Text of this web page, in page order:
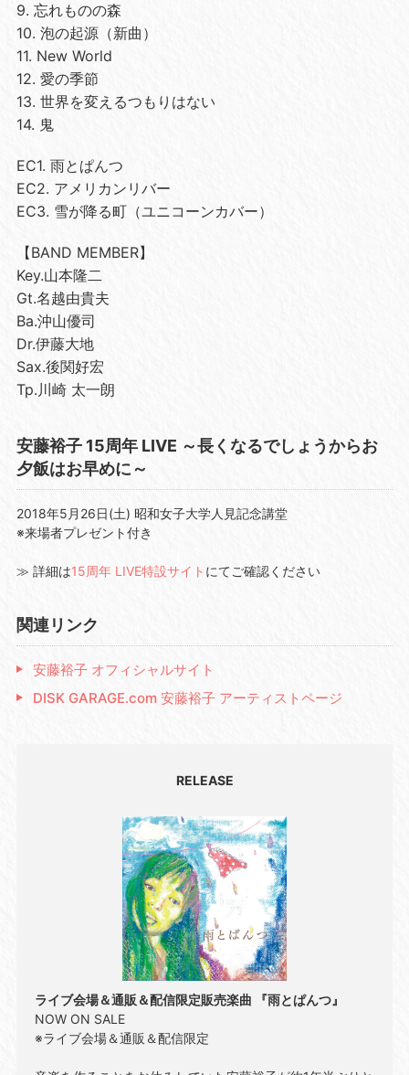
9. 忘れものの森
10. 泡の起源（新曲）
11. New World
12. 愛の季節
13. 世界を変えるつもりはない
14. 鬼
EC1. 雨とぱんつ
EC2. アメリカンリバー
EC3. 雪が降る町（ユニコーンカバー）
【BAND MEMBER】
Key.山本隆二
Gt.名越由貴夫
Ba.沖山優司
Dr.伊藤大地
Sax.後関好宏
Tp.川崎 太一朗
安藤裕子 15周年 LIVE ～長くなるでしょうからお
夕飯はお早めに～
2018年5月26日(土) 昭和女子大学人見記念講堂
※来場者プレゼント付き
≫ 詳細は15周年 LIVE特設サイト にてご確認ください
関連リンク
安藤裕子 オフィシャルサイト
DISK GARAGE.com 安藤裕子 アーティストページ
RELEASE
ライブ会場＆通販＆配信限定販売楽曲 『雨とぱんつ』
NOW ON SALE
※ライブ会場＆通販＆配信限定